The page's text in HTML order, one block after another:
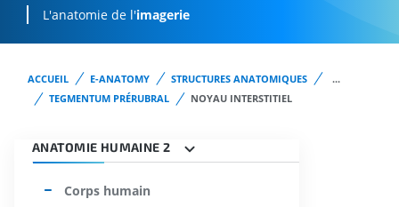
L'anatomie de l'imagerie
ACCUEIL E-ANATOMY STRUCTURES ANATOMIQUES
...
TEGMENTUM PRÉRUBRAL
NOYAU INTERSTITIEL
ANATOMIE HUMAINE 2
Corps humain